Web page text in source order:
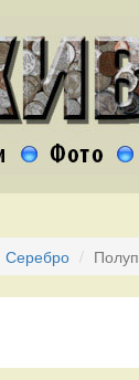
Серебро